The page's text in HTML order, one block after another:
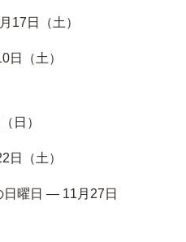
17日（土）
日（土）
日）
日（土）
日曜日 — 11月27日